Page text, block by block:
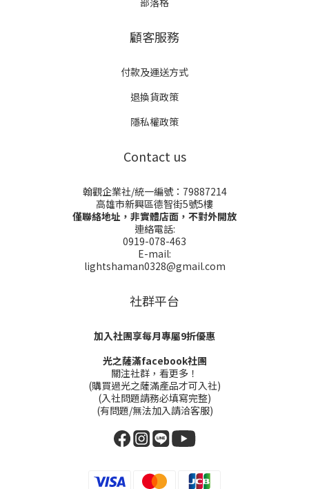
顧客服務
付款及運送方式
退換貨政策
隱私權政策
Contact us
翰觀企業社/統一編號：79887214
高雄市新興區德智街5號5樓
僅聯絡地址，非實體店面，不對外開放
連絡電話:
0919-078-463
E-mail:
lightshaman0328@gmail.com
社群平台
加入社團享每月專屬9折優惠
光之薩滿facebook社團
關注社群，看更多！
(購買過光之薩滿產品才可入社)
(入社問題請務必填寫完整)
(有問題/無法加入請洽客服)